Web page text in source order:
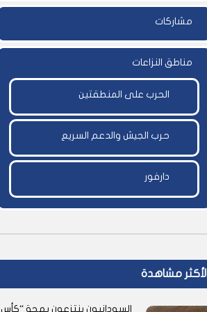
مشاركات
مناطق النزاعات
الحرب على المنطقتين
حرب الجيش والدعم السريع
دارفور
مشاهدة
السودانيون ينتزعون بهجة “كأس